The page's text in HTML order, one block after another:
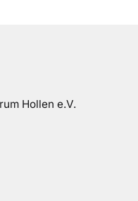
Hollen e.V.